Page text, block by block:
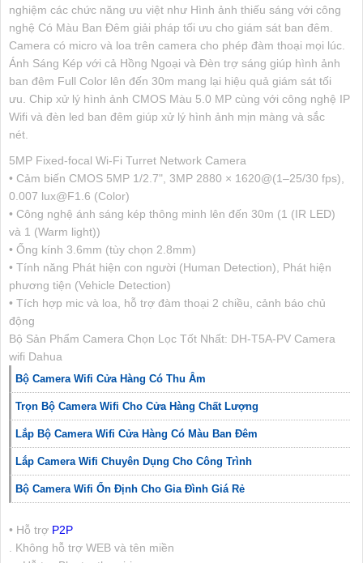
nghiệm các chức năng ưu việt như Hình ảnh thiếu sáng với công
nghệ Có Màu Ban Ðêm giải pháp tối ưu cho giám sát ban đêm.
Camera có micro và loa trên camera cho phép đàm thoại mọi lúc.
Ánh Sáng Kép với cả Hồng Ngoại và Đèn trợ sáng giúp hình ảnh
ban đêm Full Color lên đến 30m mang lại hiệu quả giám sát tối
ưu. Chip xử lý hình ảnh CMOS Màu 5.0 MP cùng với công nghệ IP
Wifi và đèn led ban đêm giúp xử lý hình ảnh mịn màng và sắc
nét.
5MP Fixed-focal Wi-Fi Turret Network Camera
• Cảm biến CMOS 5MP 1/2.7", 3MP 2880 × 1620@(1–25/30 fps),
0.007 lux@F1.6 (Color)
• Công nghệ ánh sáng kép thông minh lên đến 30m (1 (IR LED)
và 1 (Warm light))
• Ống kính 3.6mm (tùy chọn 2.8mm)
• Tính năng Phát hiện con người (Human Detection), Phát hiện
phương tiện (Vehicle Detection)
• Tích hợp mic và loa, hỗ trợ đàm thoại 2 chiều, cảnh báo chủ
động
Bộ Sản Phẩm Camera Chọn Lọc Tốt Nhất: DH-T5A-PV Camera
wifi Dahua
Bộ Camera Wifi Cửa Hàng Có Thu Âm
Trọn Bộ Camera Wifi Cho Cửa Hàng Chất Lượng
Lắp Bộ Camera Wifi Cửa Hàng Có Màu Ban Đêm
Lắp Camera Wifi Chuyên Dụng Cho Công Trình
Bộ Camera Wifi Ổn Định Cho Gia Đình Giá Rẻ
• Hỗ trợ P2P
. Không hỗ trợ WEB và tên miền